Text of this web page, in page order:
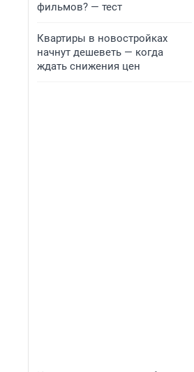
фильмов? — тест
Квартиры в новостройках
начнут дешеветь — когда
ждать снижения цен